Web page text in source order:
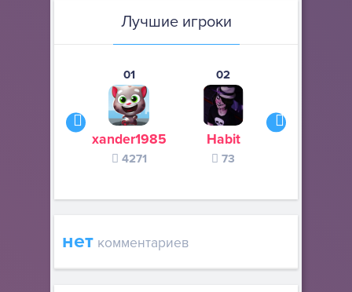
Лучшие игроки
01
xander1985
4271
02
Habit
73
нет комментариев